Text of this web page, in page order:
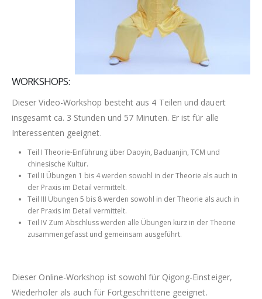
WORKSHOPS:
Dieser Video-Workshop besteht aus 4 Teilen und dauert
insgesamt ca. 3 Stunden und 57 Minuten. Er ist für alle
Interessenten geeignet.
Teil I Theorie-Einführung über Daoyin, Baduanjin, TCM und
chinesische Kultur.
Teil II Übungen 1 bis 4 werden sowohl in der Theorie als auch in
der Praxis im Detail vermittelt.
Teil III Übungen 5 bis 8 werden sowohl in der Theorie als auch in
der Praxis im Detail vermittelt.
Teil IV Zum Abschluss werden alle Übungen kurz in der Theorie
zusammengefasst und gemeinsam ausgeführt.
Dieser Online-Workshop ist sowohl für Qigong-Einsteiger,
Wiederholer als auch für Fortgeschrittene geeignet.